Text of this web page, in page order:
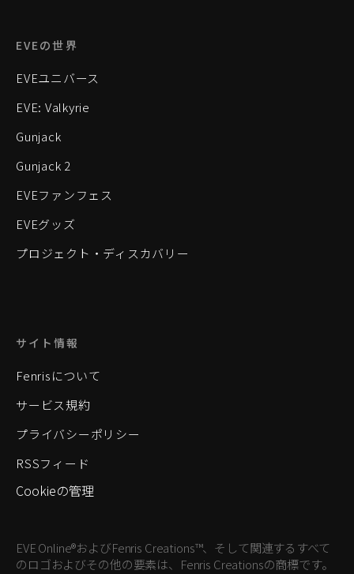
EVEの世界
EVEユニバース
EVE: Valkyrie
Gunjack
Gunjack 2
EVEファンフェス
EVEグッズ
プロジェクト・ディスカバリー
サイト情報
Fenrisについて
サービス規約
プライバシーポリシー
RSSフィード
Cookieの管理
EVE Online®およびFenris Creations™、そして関連するすべて
のロゴおよびその他の要素は、Fenris Creationsの商標です。